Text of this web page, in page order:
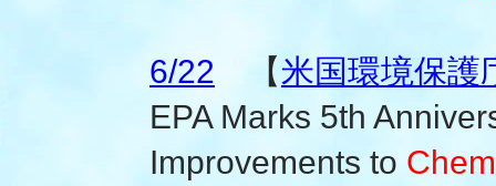
6/22 【米国環境保護
EPA Marks 5th
Improvements to